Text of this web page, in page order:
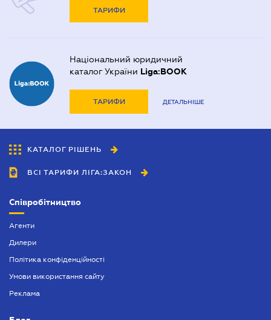
ТАРИФИ
Національний юридичний
каталог України Liga:BOOK
ТАРИФИ ДЕТАЛЬНІШЕ
КАТАЛОГ РІШЕНЬ
ВСІ ТАРИФИ ЛІГА:ЗАКОН
Співробітництво
Агенти
Дилери
Політика конфіденційності
Умови використання сайту
Реклама